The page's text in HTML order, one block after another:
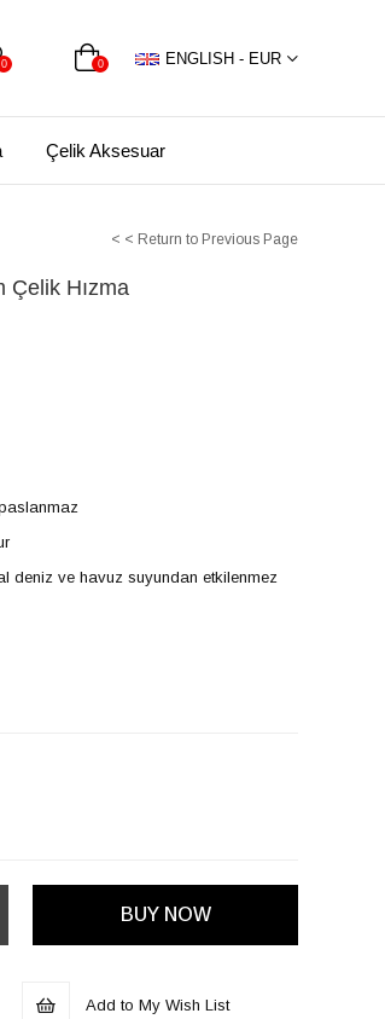
0 0 ENGLISH - EUR
Çelik Aksesuar
< < Return to Previous Page
Çelik Hızma
deniz ve havuz suyundan etkilenmez
Add to My Wish List